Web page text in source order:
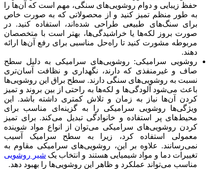
حفظ زیبایی و دوام روشویی‌های سنگی، مهم است که آن‌ها را
به طور منظم تمیز کنید و از محصولاتی که به صورت خاص
برای سنگ‌های طبیعی طراحی شده‌اند، استفاده کنید. در
صورت بروز لکه‌ها یا خراشیدگی‌ها، بهتر است با متخصصان
مربوطه مشورت کنید تا راه‌حل مناسبی برای رفع آن‌ها ارائه
دهند.
روشویی سرامیکی: روشویی‌های سرامیکی به دلیل سطح
صاف و غیرمنفذی که دارند، نگهداری و نظافت آسان‌تری
نسبت به روشویی‌های سنگی دارند. سطح براق این روشویی‌ها
باعث می‌شود آلودگی‌ها و لکه‌ها به راحتی از بین بروند و تمیز
کردن آن‌ها نیاز به زمان و تلاش کمتری داشته باشد. این
ویژگی‌ها روشویی سرامیکی را به گزینه‌ای مناسب برای
محیط‌های پر استفاده و خانوادگی تبدیل می‌کند. برای تمیز
کردن روشویی‌های سرامیکی می‌توان از انواع مواد شوینده
معمولی استفاده کرد، زیرا به سطح سرامیک آسیب
نمی‌رسانند. علاوه بر این، روشویی‌های سرامیکی مقاوم به
تغییرات دما و مواد شیمیایی هستند و انتخاب یک شیر روشویی
مناسب می‌تواند عملکرد و ظاهر این روشویی‌ها را بهبود دهد.